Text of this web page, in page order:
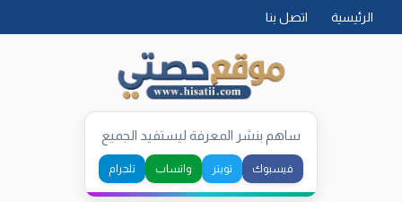
الرئيسية اتصل بنا
ساهم بنشر المعرفة ليستفيد الجميع
فيسبوك تويتر واتساب تلجرام